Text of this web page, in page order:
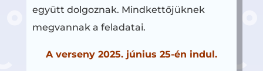
együtt dolgoznak. Mindkettőjüknek
megvannak a feladatai.
A verseny 2025. június 25-én indul.